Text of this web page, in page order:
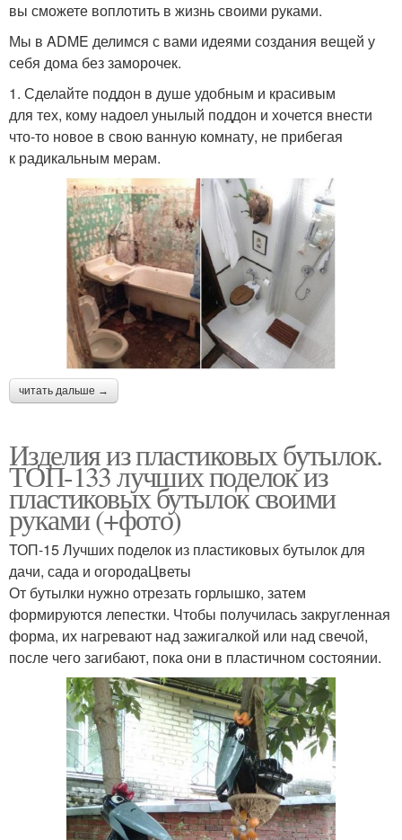
вы сможете воплотить в жизнь своими руками.
Мы в ADME делимся с вами идеями создания вещей у
себя дома без заморочек.
1. Сделайте поддон в душе удобным и красивым
для тех, кому надоел унылый поддон и хочется внести
что-то новое в свою ванную комнату, не прибегая
к радикальным мерам.
читать дальше →
Изделия из пластиковых бутылок.
ТОП-133 лучших поделок из
пластиковых бутылок своими
руками (+фото)
ТОП-15 Лучших поделок из пластиковых бутылок для
дачи, сада и огородаЦветы
От бутылки нужно отрезать горлышко, затем
формируются лепестки. Чтобы получилась закругленная
форма, их нагревают над зажигалкой или над свечой,
после чего загибают, пока они в пластичном состоянии.